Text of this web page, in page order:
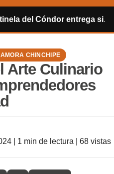
sillas de ruedas y ayuda humanitaria
CHINCHIPE
Arte Culinario
| 1 min de lectura | 68 vistas